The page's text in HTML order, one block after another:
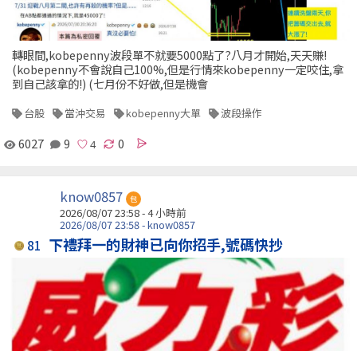
轉眼間,kobepenny波段單不就要5000點了?八月才開始,天天賺!
(kobepenny不會說自己100%,但是行情來kobepenny一定咬住,拿
到自己該拿的!) (七月份不好做,但是機會
台股 當沖交易 kobepenny大單 波段操作
6027 9 0
know0857 包
2026/08/07 23:58 -4 小時前
2026/08/07 23:58 - know0857
81 下禮拜一的財神已向你招手,號碼快抄